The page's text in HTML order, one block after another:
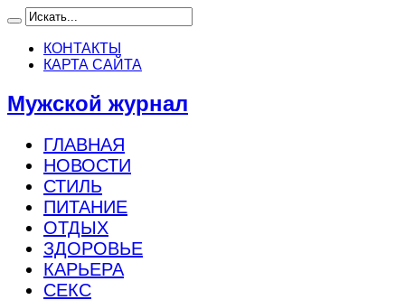
КОНТАКТЫ
КАРТА САЙТА
Мужской журнал
ГЛАВНАЯ
НОВОСТИ
СТИЛЬ
ПИТАНИЕ
ОТДЫХ
ЗДОРОВЬЕ
КАРЬЕРА
СЕКС